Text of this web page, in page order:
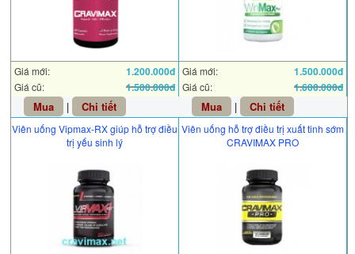
Giá mới: 1.200.000đ
Giá cũ: 1.500.000đ
Mua | Chi tiết
Giá mới: 1.500.000đ
Giá cũ: 1.600.000đ
Mua | Chi tiết
Viên uống Vipmax-RX giúp hỗ trợ điều
trị yếu sinh lý
Viên uống hỗ trợ điều trị xuất tinh sớm
CRAVIMAX PRO